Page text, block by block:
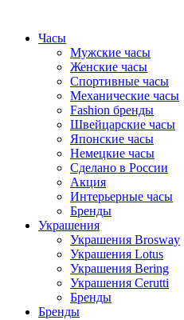
Часы
Мужские часы
Женские часы
Спортивные часы
Механические часы
Fashion бренды
Швейцарские часы
Японские часы
Немецкие часы
Сделано в России
Акция
Интерьерные часы
Бренды
Украшения
Украшения Brosway
Украшения Lotus
Украшения Bering
Украшения Cerutti
Бренды
Бренды